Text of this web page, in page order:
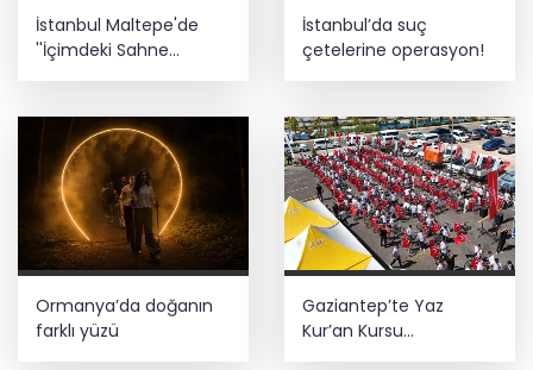
Fındık alım fiyatları açıklandı... Alımlar
24 Ağustos'ta başlıyor
gözaltı
İstanbul Maltepe'de
''İçimdeki Sahne
İstanbul’da suç
çetelerine operasyon!
Ormanya’da doğanın
farklı yüzü
Gaziantep’te Yaz
Kur’an Kursu
öğrencilerine bisikletli